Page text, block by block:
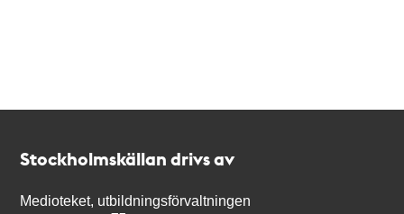
Stockholmskällan drivs av
Medioteket, utbildningsförvaltningen